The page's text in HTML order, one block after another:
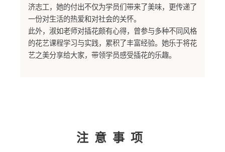
济志工，她的付出不仅为学员们带来了美味，更传递了
一份对生活的热爱和对社会的关怀。
此外，淑如老师对插花颇有心得，曾参与多种不同风格
的花艺课程学习与实践，累积了丰富经验。她乐于将花
艺之美分享给大家，带领学员感受插花的乐趣。
注意事项